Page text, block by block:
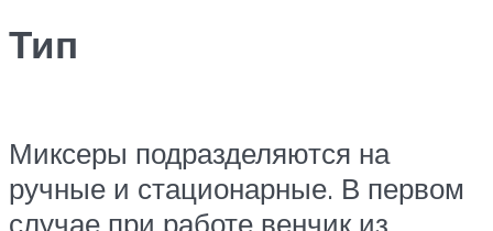
Тип
Миксеры подразделяются на
ручные и стационарные. В первом
случае при работе венчик из